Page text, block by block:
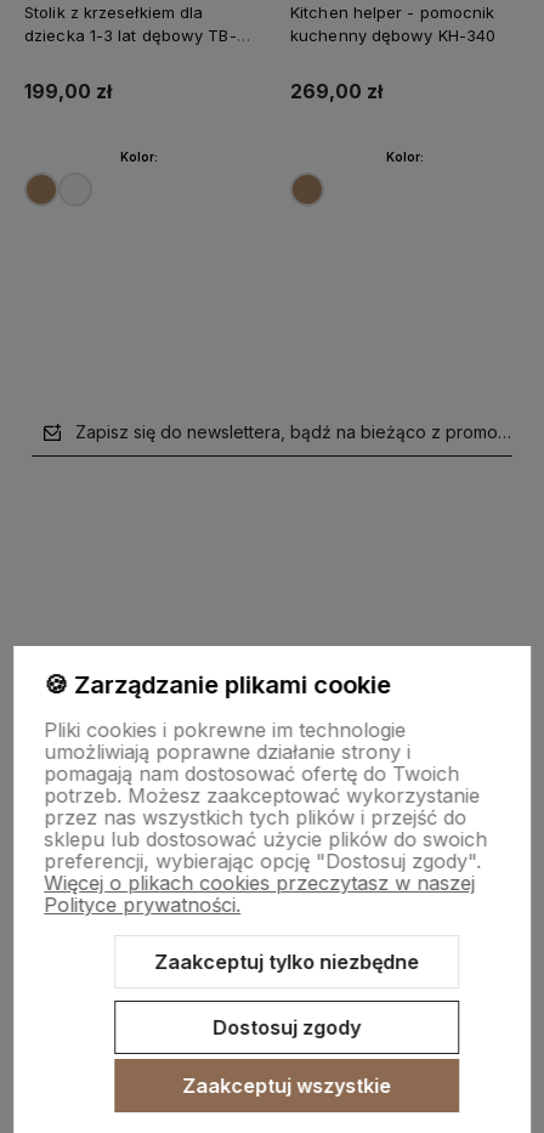
Stolik z krzesełkiem dla
dziecka 1-3 lat dębowy TB-
199,00 zł
Kolor:
Kitchen helper - pomocnik
kuchenny dębowy KH-340
269,00 zł
Kolor:
Zapisz się do newslettera, bądź na bieżąco z promocjami
Moje konto
Płatności i dostawa
Informacje
🍪 Zarządzanie plikami cookie
Pliki cookies i pokrewne im technologie
umożliwiają poprawne działanie strony i
pomagają nam dostosować ofertę do Twoich
potrzeb. Możesz zaakceptować wykorzystanie
przez nas wszystkich tych plików i przejść do
sklepu lub dostosować użycie plików do swoich
preferencji, wybierając opcję "Dostosuj zgody".
Więcej o plikach cookies przeczytasz w naszej
Polityce prywatności.
Zaakceptuj tylko niezbędne
Dostosuj zgody
Zaakceptuj wszystkie